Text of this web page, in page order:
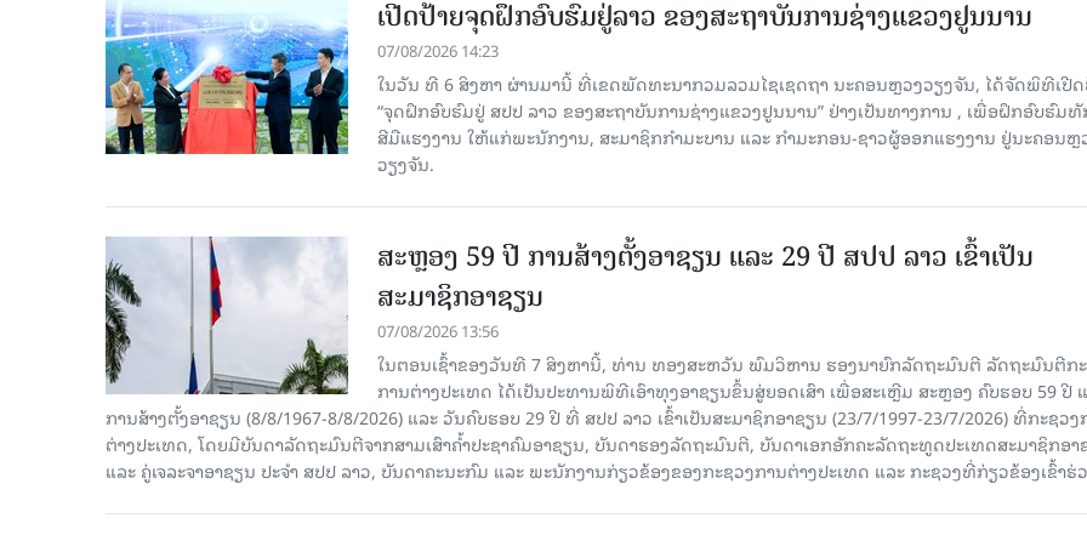
ເປີດປ້າຍຈຸດຝຶກອົບຮົມຢູ່ລາວ ຂອງສະຖາບັນການຊ່າງແຂວງຢູນນານ
07/08/2026 14:23
ໃນວັນ ທີ 6 ສິງຫາ ຜ່ານມານີ້ ທີ່ເຂດພັດທະນາກວມລວມໄຊເຊດຖາ ນະຄອນຫຼວງວຽງຈັນ, ໄດ້ຈັດພິທີເປີ
“ຈຸດຝຶກອົບຮົມຢູ່ ສປປ ລາວ ຂອງສະຖາບັນການຊ່າງແຂວງຢູນນານ” ຢ່າງເປັນທາງການ , ເພື່ອຝຶກອົບຮົມ
ສີມືແຮງງານ ໃຫ້ແກ່ພະນັກງານ, ສະມາຊິກກຳມະບານ ແລະ ກຳມະກອນ-ຊາວຜູ້ອອກແຮງງານ ຢູ່ນະຄອນຫຼ
ວຽງຈັນ.
ສະຫຼອງ 59 ປີ ການສ້າງຕັ້ງອາຊຽນ ແລະ 29 ປີ ສປປ ລາວ ເຂົ້າເປັນ
ສະມາຊິກອາຊຽນ
07/08/2026 13:56
ໃນຕອນເຊົ້າຂອງວັນທີ 7 ສິງຫານີ້, ທ່ານ ທອງສະຫວັນ ພົມວິຫານ ຮອງນາຍົກລັດຖະມົນຕີ ລັດຖະມົນຕີກ
ການຕ່າງປະເທດ ໄດ້ເປັນປະທານພິທີເອົາທຸງອາຊຽນຂຶ້ນສູ່ຍອດເສົາ ເພື່ອສະເຫຼີມ ສະຫຼອງ ຄົບຮອບ 59 ປີ
ການສ້າງຕັ້ງອາຊຽນ (8/8/1967-8/8/2026) ແລະ ວັນຄົບຮອບ 29 ປີ ທີ່ ສປປ ລາວ ເຂົ້າເປັນສະມາຊິກອາຊຽນ (23/7/1997-23/7/2026) ທີ່ກະຊວງ
ຕ່າງປະເທດ, ໂດຍມີບັນດາລັດຖະມົນຕີຈາກສາມເສົາຄໍ້າປະຊາຄົມອາຊຽນ, ບັນດາຮອງລັດຖະມົນຕີ, ບັນດາເອກອັກຄະລັດຖະທູດປະເທດສະມາຊິກອາ
ແລະ ຄູ່ເຈລະຈາອາຊຽນ ປະຈຳ ສປປ ລາວ, ບັນດາຄະນະກົມ ແລະ ພະນັກງານກ່ຽວຂ້ອງຂອງກະຊວງການຕ່າງປະເທດ ແລະ ກະຊວງທີ່ກ່ຽວຂ້ອງເຂົ້າຮ່